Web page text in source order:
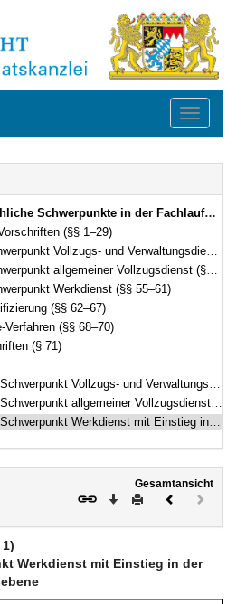
Toggle
(Fachverordnung Justiz – FachV-J) Vom 8. September 2014 (GVBl S. 417) BayRS 2038-3-3-16-J (§§ 1–71)
(§§ 1–29)
Vollzugs- und Verwaltungsdienst (§§ 30–46)
allgemeiner Vollzugsdienst (§§ 47–54)
Werkdienst (§§ 55–61)
(§§ 62–67)
Verfahren (§§ 68–70)
(§ 71)
und Verwaltungsdienst mit Einstieg in der zweiten Qualifikationsebene
Vollzugsdienst mit Einstieg in der zweiten Qualifikationsebene
Werkdienst mit Einstieg in der zweiten Qualifikationsebene
Gesamtansicht
Download
DruckenVorheriges
(inaktiv)
Werkdienst mit Einstieg in der